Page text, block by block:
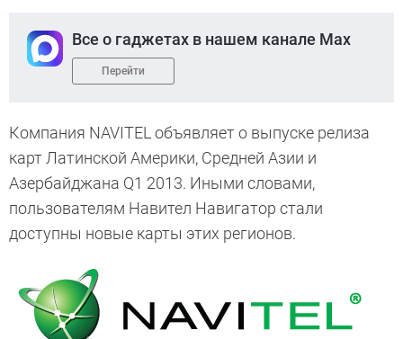
Все о гаджетах в нашем канале Max
Перейти
Компания NAVITEL объявляет о выпуске релиза
карт Латинской Америки, Средней Азии и
Азербайджана Q1 2013. Иными словами,
пользователям Навител Навигатор стали
доступны новые карты этих регионов.